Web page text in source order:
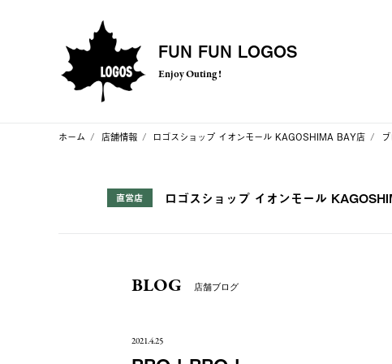
FUN FUN LOGOS
Enjoy Outing !
ホーム 店舗情報 ロゴスショップ イオンモール KAGOSHIMA BAY店
直営店 ロゴスショップ イオンモール
BLOG 店舗ブログ
2021.4.25